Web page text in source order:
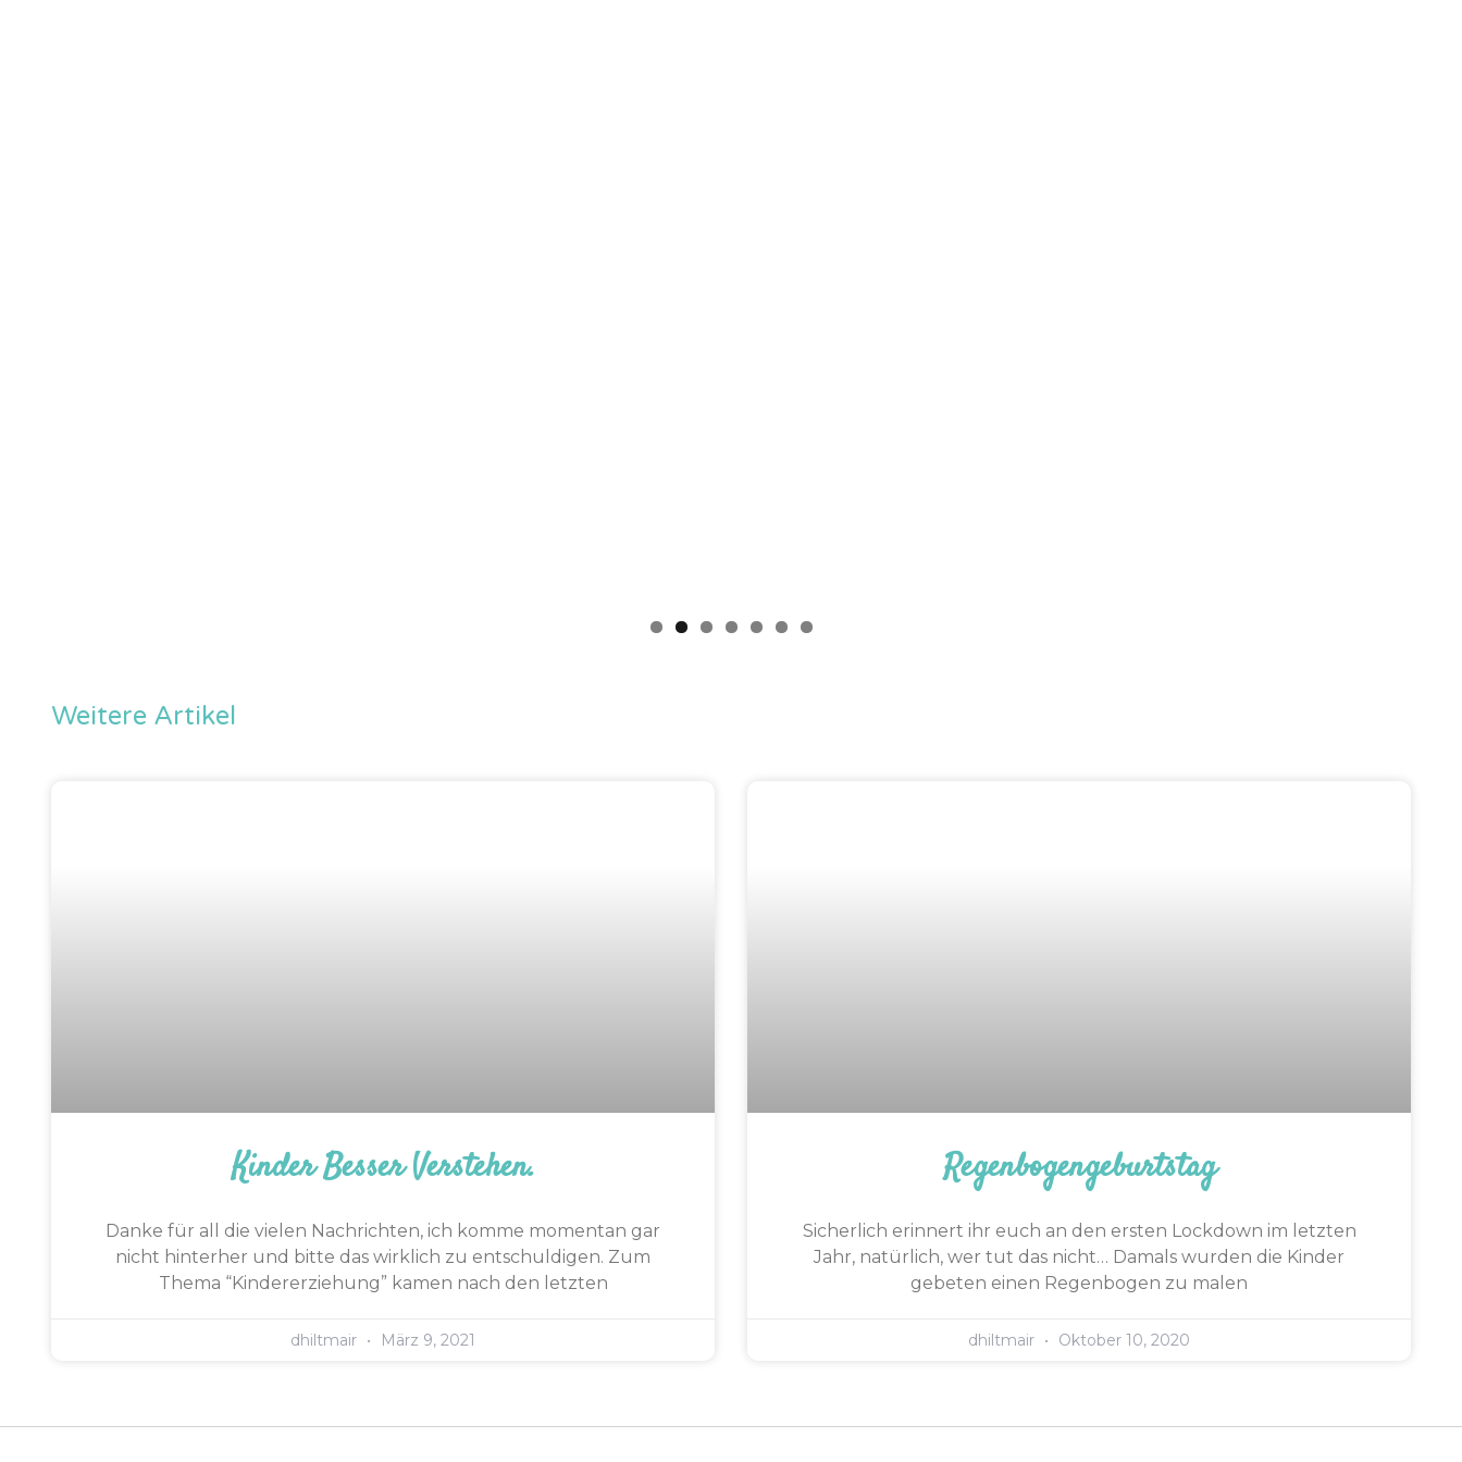
Weitere Artikel
Kinder Besser Verstehen.
Danke für all die vielen Nachrichten, ich komme momentan gar
nicht hinterher und bitte das wirklich zu entschuldigen. Zum
Thema “Kindererziehung” kamen nach den letzten
dhiltmair März 9, 2021
Regenbogengeburtstag
Sicherlich erinnert ihr euch an den ersten Lockdown im letzten
Jahr, natürlich, wer tut das nicht… Damals wurden die Kinder
gebeten einen Regenbogen zu malen
dhiltmair Oktober 10, 2020